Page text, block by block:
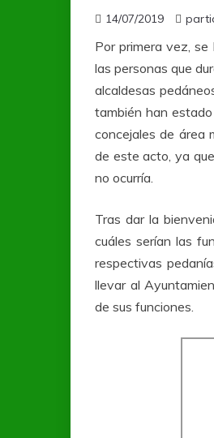
14/07/2019
Por primera vez,
las personas que
alcaldesas
también han
concejales de área
de este acto, ya
no ocurría.
Tras dar la
cuáles serían las
respectivas
llevar al
de sus funciones.